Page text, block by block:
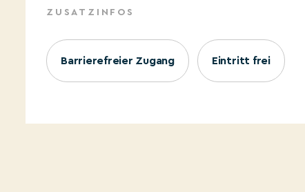
ZUSATZINFOS
Barrierefreier Zugang Eintritt frei